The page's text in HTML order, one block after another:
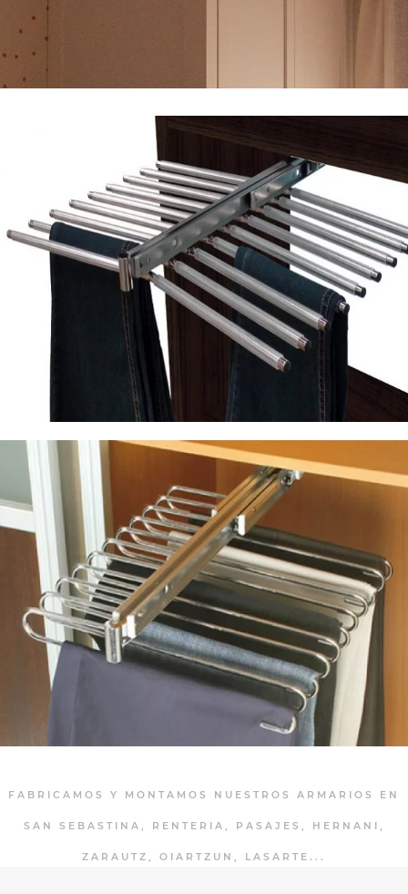
FABRICAMOS Y MONTAMOS NUESTROS ARMARIOS EN
SAN SEBASTINA, RENTERIA, PASAJES, HERNANI,
ZARAUTZ, OIARTZUN, LASARTE...